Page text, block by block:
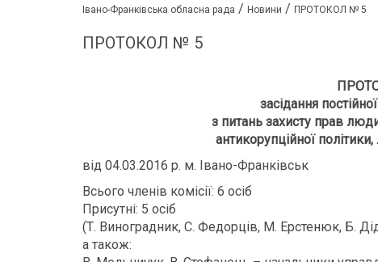
Івано-Франківська обласна рада / Новини / ПРОТОКОЛ № 5
ПРОТОКОЛ № 5
засідання
з питань захисту прав
антикорупційної
від 04.03.2016 р. м. Івано-Франківськ
Всього членів комісії: 6 осіб
Присутні: 5 осіб
(Т. Виноградник, С. Федорців, М. Ерстенюк, Б.
а також: